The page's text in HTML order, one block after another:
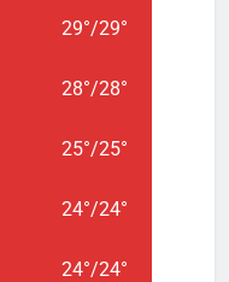
29°/29°
28°/28°
25°/25°
24°/24°
24°/24°